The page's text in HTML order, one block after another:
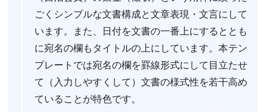
ごくシンプルな文書構成と文章表現・文言にして
います。また、日付を文書の一番上にするととも
に宛名の欄もタイトルの上にしています。本テン
プレートでは宛名の欄を罫線形式にして目立たせ
て（入力しやすくして）文書の様式性を若干高め
ていることが特色です。